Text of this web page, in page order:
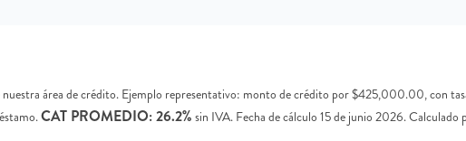
nuestra área de crédito. Ejemplo representativo: monto de crédito por $425,000.00, con
CAT PROMEDIO: 26.2% sin IVA. Fecha de cálculo 15 de junio 2026. Calculado